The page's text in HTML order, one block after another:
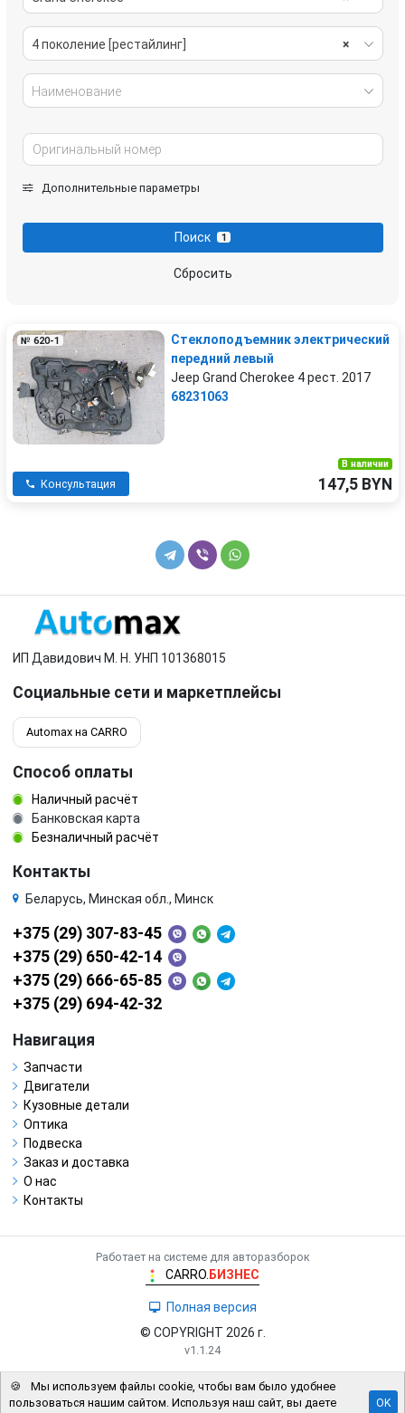
трансмиссия ×
4 поколение [рестайлинг]
Наименование
Дополнительные параметры
Поиск 1
Сбросить
№ 620-1
Стеклоподъемник электрический
передний левый
Jeep Grand Cherokee 4 рест. 2017
68231063
Консультация
В наличии
147,5 BYN
ИП Давидович М. Н. УНП 101368015
Социальные сети и маркетплейсы
Automax на CARRO
Способ оплаты
Наличный расчёт
Банковская карта
Безналичный расчёт
Контакты
Беларусь, Минская обл., Минск
+375 (29) 307-83-45
+375 (29) 650-42-14
+375 (29) 666-65-85
+375 (29) 694-42-32
Навигация
Запчасти
Двигатели
Кузовные детали
Оптика
Подвеска
Заказ и доставка
О нас
Контакты
Работает на системе для авторазборок
CARRO. БИЗНЕС
Полная версия
© COPYRIGHT 2026 г.
v1.1.24
🍪
Мы используем файлы cookie, чтобы вам было удобнее
пользоваться нашим сайтом. Используя наш сайт, вы даете
OK